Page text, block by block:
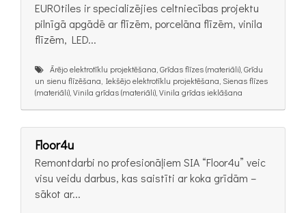
EUROtiles ir specializējies celtniecības projektu
pilnīgā apgādē ar flīzēm, porcelāna flīzēm, vinila
flīzēm, LED...
Ārējo elektrotīklu projektēšana, Grīdas flīzes (materiāli), Grīdu
un sienu flīzēšana, Iekšējo elektrotīklu projektēšana, Sienas flīzes
(materiāli), Vinila grīdas (materiāli), Vinila grīdas ieklāšana
Floor4u
Remontdarbi no profesionāļiem SIA “Floor4u” veic
visu veidu darbus, kas saistīti ar koka grīdām –
sākot ar...